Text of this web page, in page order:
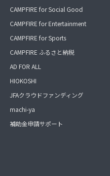
CAMPFIRE for Social Good
CAMPFIRE for Entertainment
CAMPFIRE for Sports
CAMPFIRE ふるさと納税
AD FOR ALL
HIOKOSHI
JFAクラウドファンディング
machi-ya
補助金申請サポート